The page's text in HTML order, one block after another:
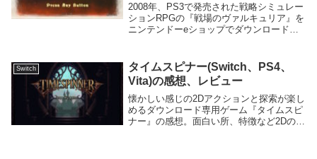
2008年、PS3で発売された戦略シミュレー
ションRPGの『戦場のヴァルキュリア』を
ニンテンドーeショップでダウンロードで
は・・と感慨深くなった。携帯モードでや
っ...
Switch
タイムスピナー(Switch、PS4、
Vita)の感想、レビュー
懐かしい感じの2Dアクションと探索が楽し
めるダウンロード専用ゲーム『タイムスピ
ナー』の感想。面白い所、特徴など2Dのド